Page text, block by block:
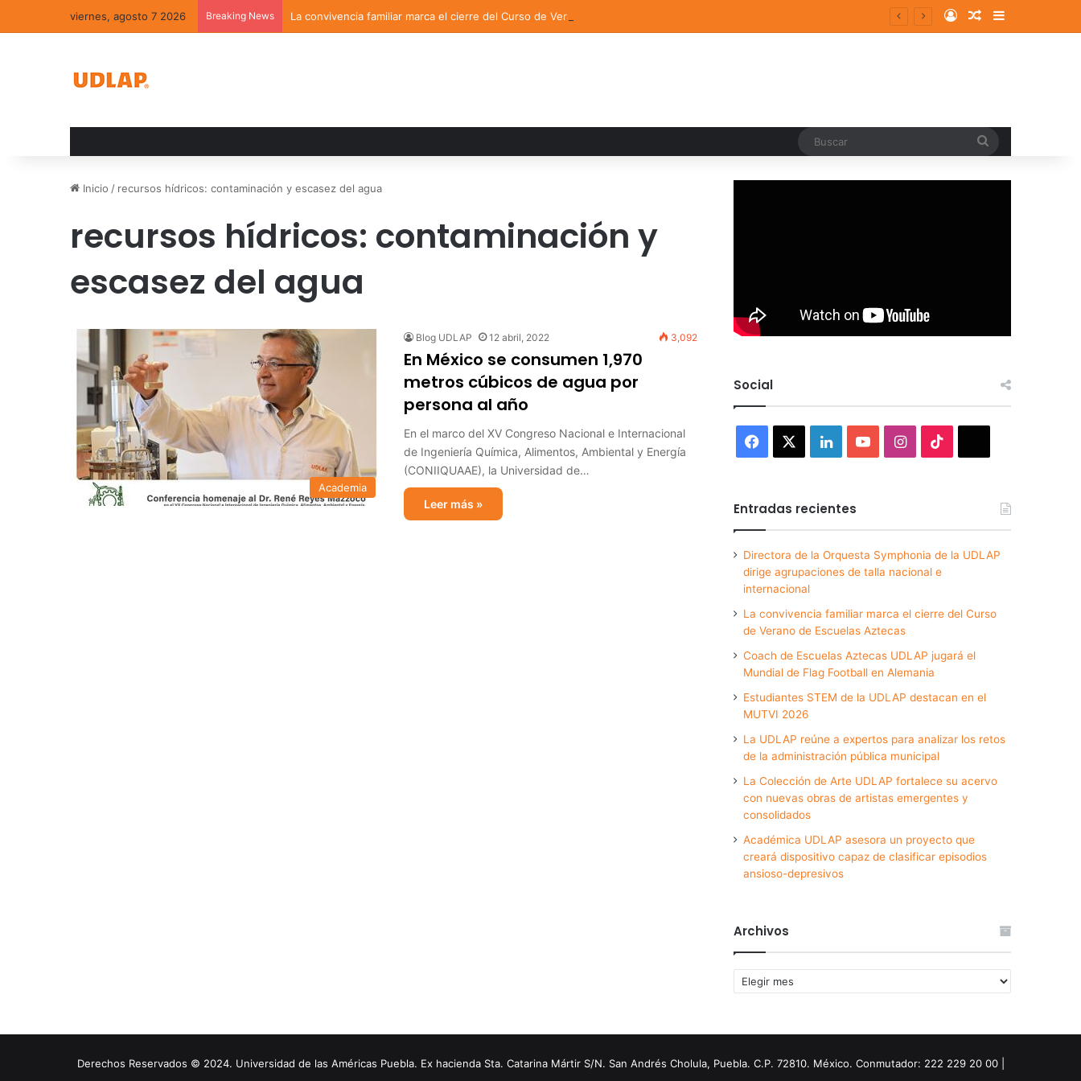
viernes, agosto 7 2026 Breaking News La convivencia familiar marca el cierre del Curso de Verano de Escuelas Aztecas Log InRandom Article
Sidebar
Inicio / recursos hídricos: contaminación y escasez del agua
recursos hídricos: contaminación y
escasez del agua
Academia
Blog UDLAP 12 abril, 2022 3,092
En México se consumen 1,970
metros cúbicos de agua por
persona al año
En el marco del XV Congreso Nacional e Internacional
de Ingeniería Química, Alimentos, Ambiental y Energía
(CONIIQUAAE), la Universidad de…
Leer más »
Social
Facebook LinkedInYouTubeInstagram
Entradas recientes
Directora de la Orquesta Symphonia de la UDLAP
dirige agrupaciones de talla nacional e
internacional
La convivencia familiar marca el cierre del Curso
de Verano de Escuelas Aztecas
Coach de Escuelas Aztecas UDLAP jugará el
Mundial de Flag Football en Alemania
Estudiantes STEM de la UDLAP destacan en el
MUTVI 2026
La UDLAP reúne a expertos para analizar los retos
de la administración pública municipal
La Colección de Arte UDLAP fortalece su acervo
con nuevas obras de artistas emergentes y
consolidados
Académica UDLAP asesora un proyecto que
creará dispositivo capaz de clasificar episodios
ansioso-depresivos
Archivos
Archivos
Derechos Reservados © 2024. Universidad de las Américas Puebla. Ex hacienda Sta. Catarina Mártir S/N. San Andrés Cholula, Puebla. C.P. 72810. México. Conmutador: 222 229 20 00 |